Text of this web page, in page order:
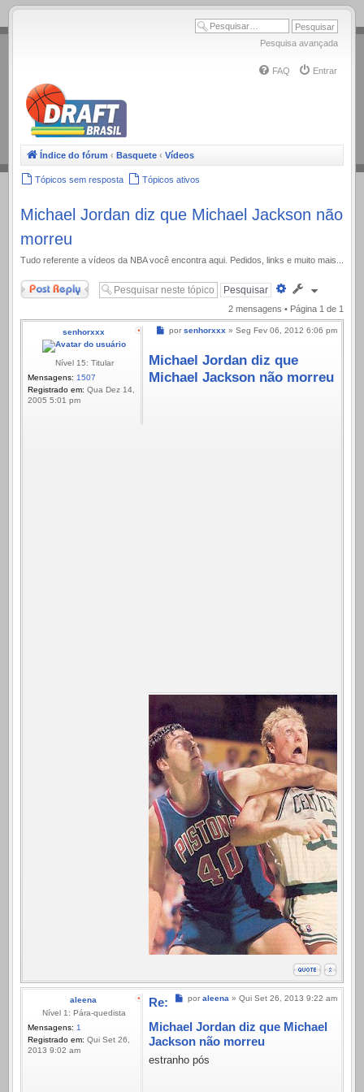
.
Pesquisa avançada
FAQ Entrar
Índice do fórum ‹ Basquete ‹ Vídeos
Tópicos sem resposta Tópicos ativos
Michael Jordan diz que Michael Jackson não
morreu
Tudo referente a ví­deos da NBA você encontra aqui. Pedidos, links e muito mais...
Responder
Pesquisa
avançada
2 mensagens • Página 1 de 1
senhorxxx
Nível 15: Titular
Mensagens: 1507
Registrado em: Qua Dez 14,
2005 5:01 pm
Mensagem
por senhorxxx » Seg Fev 06, 2012 6:06 pm
Michael Jordan diz que
Michael Jackson não morreu
aleena
Nível 1: Pára-quedista
Mensagens: 1
Registrado em: Qui Set 26,
2013 9:02 am
Mensagem
por aleena » Qui Set 26, 2013 9:22 am
Re:
Michael Jordan diz que Michael
Jackson não morreu
estranho pós